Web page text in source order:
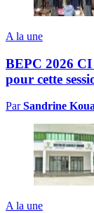
A la une
BEPC 2026
pour cette
ParSandrine
A la une